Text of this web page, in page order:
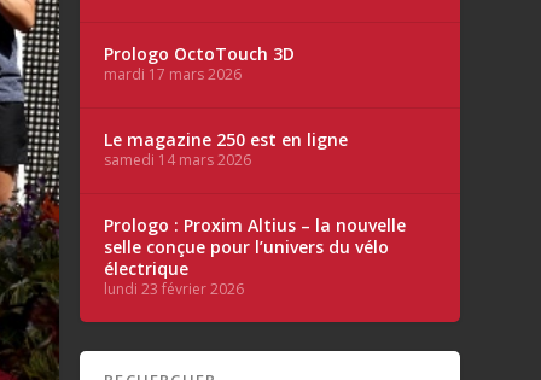
Prologo OctoTouch 3D
mardi 17 mars 2026
Le magazine 250 est en ligne
samedi 14 mars 2026
Prologo : Proxim Altius – la nouvelle
selle conçue pour l’univers du vélo
électrique
lundi 23 février 2026